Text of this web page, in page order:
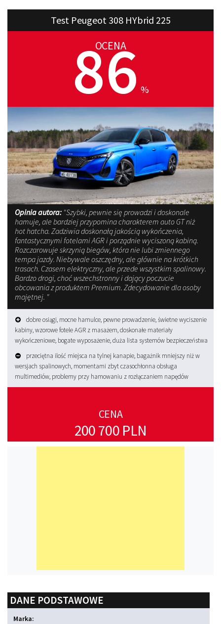
Test Peugeot 308 HYbrid 225
OCENA
86 %
Opinia autora: "Szybki, pewnie się prowadzi i doskonale
hamuje, ale bardziej przypomina charakterem auto GT niż
hot hatcha. Zadziwia doskonałą jakością wykończenia,
fantastycznymi fotelami AGR i porządnie wyciszoną kabiną.
Rozczarowuje skrzynią biegów, która nie lubi zmiennego
tempa jazdy. Niebywale oszczędny, ale głównie na krótkich
trasach. Czasem elektryczny, ale przede wszystkim spalinowy.
Bardzo drogi, choć wszechstronny i dający poczucie
obcowania z produktem Premium. Zdecydowanie dla osoby
majętnej. "
dobre osiągi, mocne hamulce, pewne prowadzenie, świetne wyciszenie
kabiny, wzorowe fotele AGR z masażem, doskonałe materiały
wykończeniowe, bogate wyposażenie, duża lista systemów bezpieczeństwa
przeciętna ilość miejsca na tylnej kanapie, bagażnik mniejszy niż w
wersjach spalinowych, momentami zbyt czasochłonna obsługa
multimediów, problemy przy hamowaniu z rozłączaniem napędów
CENA
200 700 PLN
DANE PODSTAWOWE
Marka: